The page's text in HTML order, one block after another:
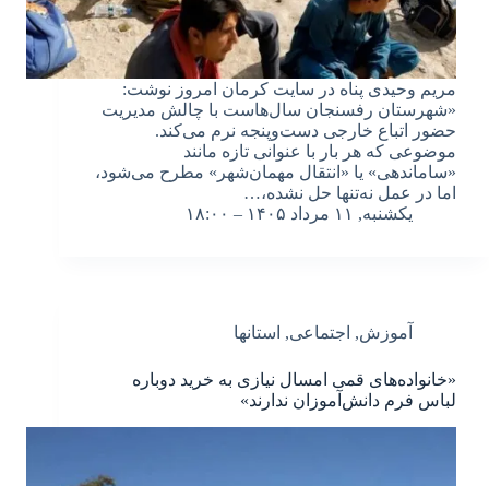
مریم وحیدی پناه در سایت کرمان امروز نوشت:
«شهرستان رفسنجان سال‌هاست با چالش مدیریت
حضور اتباع خارجی دست‌وپنجه نرم می‌کند.
موضوعی که هر بار با عنوانی تازه مانند
«ساماندهی» یا «انتقال مهمان‌شهر» مطرح می‌شود،
اما در عمل نه‌تنها حل نشده،…
یکشنبه, ۱۱ مرداد ۱۴۰۵ – ۱۸:۰۰
آموزش, اجتماعی, استانها
«خانواده‌های قمی امسال نیازی به خرید دوباره
لباس فرم دانش‌آموزان ندارند»